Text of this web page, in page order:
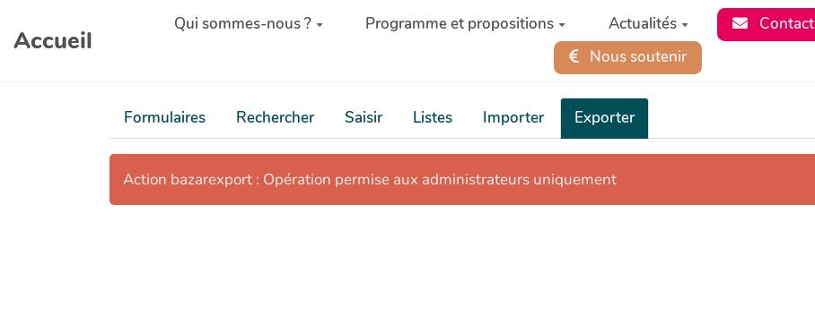
Aller au contenu principal
Accueil
Qui sommes-nous ? Programme et propositions Actualités Contact
Nous soutenir
Formulaires Rechercher Saisir Listes Importer Exporter
Action bazarexport : Opération permise aux administrateurs uniquement